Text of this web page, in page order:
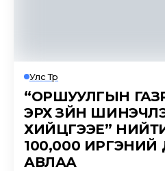
Улс Төр
“ОРШУУЛГЫН
ЭРХ ЗҮЙН
ХИЙЦГЭЭЕ”
100,000
АВЛАА